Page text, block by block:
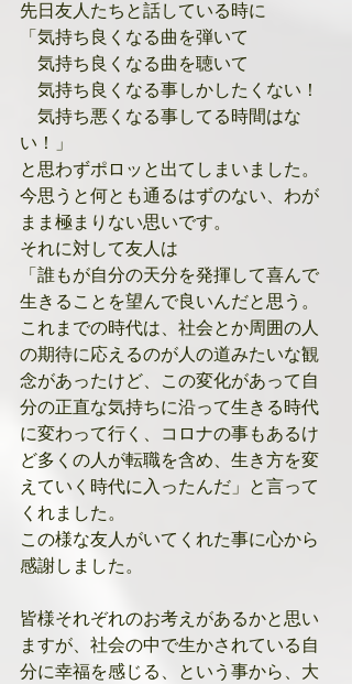
先日友人たちと話している時に
「気持ち良くなる曲を弾いて
気持ち良くなる曲を聴いて
気持ち良くなる事しかしたくない！
気持ち悪くなる事してる時間はな
い！」
と思わずポロッと出てしまいました。
今思うと何とも通るはずのない、わが
まま極まりない思いです。
それに対して友人は
「誰もが自分の天分を発揮して喜んで
生きることを望んで良いんだと思う。
これまでの時代は、社会とか周囲の人
の期待に応えるのが人の道みたいな観
念があったけど、この変化があって自
分の正直な気持ちに沿って生きる時代
に変わって行く、コロナの事もあるけ
ど多くの人が転職を含め、生き方を変
えていく時代に入ったんだ」と言って
くれました。
この様な友人がいてくれた事に心から
感謝しました。
皆様それぞれのお考えがあるかと思い
ますが、社会の中で生かされている自
分に幸福を感じる、という事から、大